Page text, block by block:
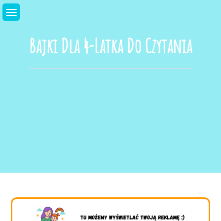
Skip
to
Bajki Dla 4-Latka Do Czytania